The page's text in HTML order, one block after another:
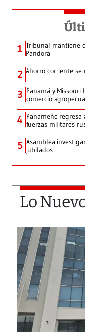
1 Tribunal mantiene
Pandora
2 Ahorro corriente
3 Panamá y
comercio
4 Panameño
fuerzas militares
5 Asamblea
jubilados
Lo